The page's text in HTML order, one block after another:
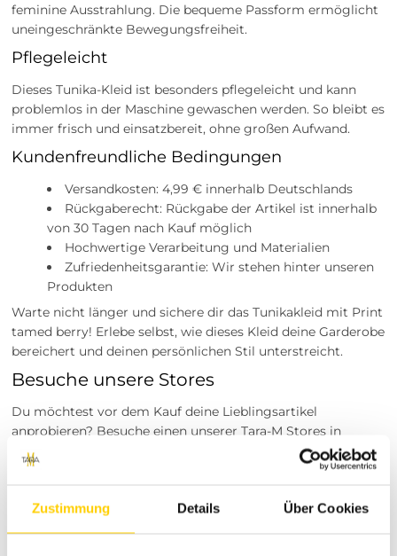
Zustimmung Details Über Cookies
feminine Ausstrahlung. Die bequeme Passform ermöglicht
uneingeschränkte Bewegungsfreiheit.
Pflegeleicht
Dieses Tunika-Kleid ist besonders pflegeleicht und kann
problemlos in der Maschine gewaschen werden. So bleibt es
immer frisch und einsatzbereit, ohne großen Aufwand.
Kundenfreundliche Bedingungen
Versandkosten: 4,99 € innerhalb Deutschlands
Rückgaberecht: Rückgabe der Artikel ist innerhalb
von 30 Tagen nach Kauf möglich
Hochwertige Verarbeitung und Materialien
Zufriedenheitsgarantie: Wir stehen hinter unseren
Produkten
Warte nicht länger und sichere dir das Tunikakleid mit Print
tamed berry! Erlebe selbst, wie dieses Kleid deine Garderobe
bereichert und deinen persönlichen Stil unterstreicht.
Besuche unsere Stores
Du möchtest vor dem Kauf deine Lieblingsartikel
anprobieren? Besuche einen unserer Tara-M Stores in
Dinslaken, Borken, Rheine, Herne, Bocholt, Coesfeld,
Datteln, Lüdinghausen, Marl oder Herten. Unsere
Tara-M steht für moderne Damenmode mit vielseitigen
Designs und hoher Qualität. Unser Sortiment bietet eine